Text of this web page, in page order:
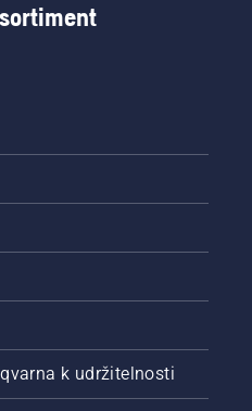
k udržitelnosti